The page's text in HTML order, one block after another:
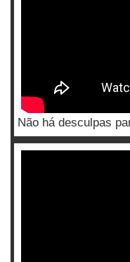
Não há desculpas